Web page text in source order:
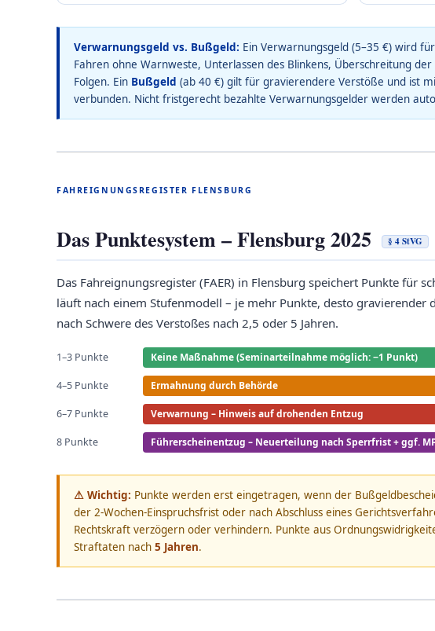
Verwarnungsgeld vs. Bußgeld: Ein Verwarnungsgeld (5–35 €) wird
Fahren ohne Warnweste, Unterlassen des Blinkens, Überschreitung
Folgen. Ein Bußgeld (ab 40 €) gilt für gravierendere Verstöße und ist
verbunden. Nicht fristgerecht bezahlte Verwarnungsgelder werden
FAHREIGNUNGSREGISTER FLENSBURG
Das Punktesystem – Flensburg 2025 § 4 StVG
Das Fahreignungsregister (FAER) in Flensburg speichert Punkte für
läuft nach einem Stufenmodell – je mehr Punkte, desto gravierender
nach Schwere des Verstoßes nach 2,5 oder 5 Jahren.
1–3 Punkte Keine Maßnahme (Seminarteilnahme möglich: −1 Punkt)
4–5 Punkte Ermahnung durch Behörde
6–7 Punkte Verwarnung – Hinweis auf drohenden Entzug
8 Punkte Führerscheinentzug – Neuerteilung nach Sperrfrist + ggf.
⚠ Wichtig: Punkte werden erst eingetragen, wenn der
der 2-Wochen-Einspruchsfrist oder nach Abschluss eines
Rechtskraft verzögern oder verhindern. Punkte aus
Straftaten nach 5 Jahren.